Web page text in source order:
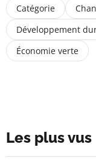
Catégorie
Développement
Économie verte
Les plus vus